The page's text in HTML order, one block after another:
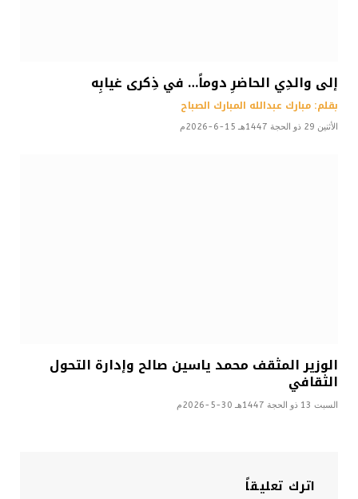
إلى والدِي الحاضرِ دوماً… في ذِكرى غيابِه
بقلم: مبارك عبدالله المبارك الصباح
الأثنين 29 ذو الحجة 1447هـ 15-6-2026م
الوزير المثقف محمد ياسين صالح وإدارة التحول
الثقافي
السبت 13 ذو الحجة 1447هـ 30-5-2026م
اترك تعليقاً